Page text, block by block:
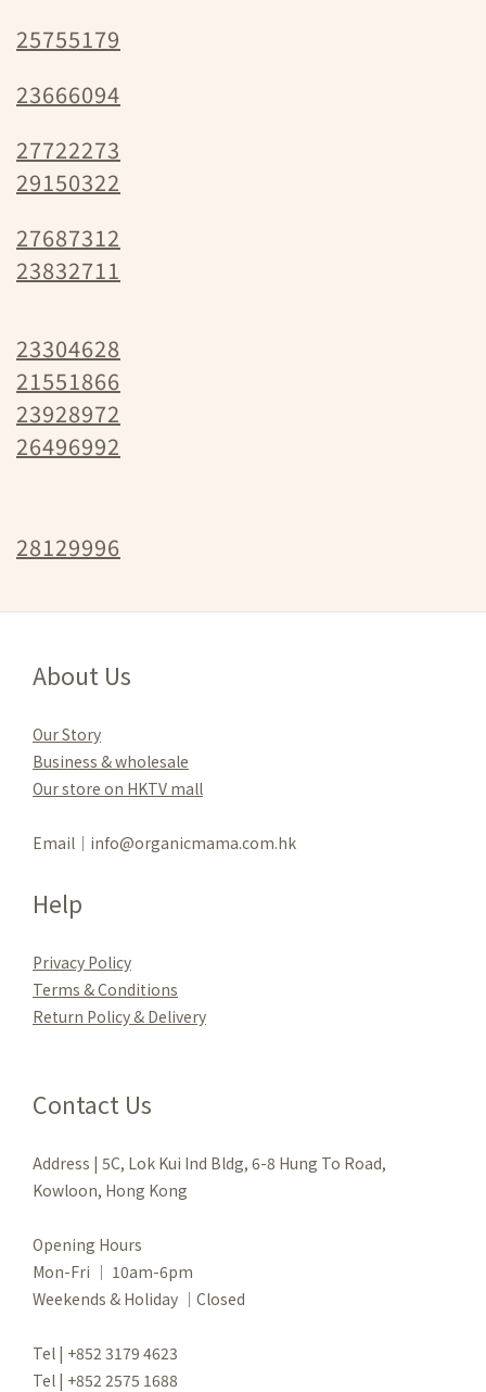
25755179
23666094
27722273
29150322
27687312
23832711
23304628
21551866
23928972
26496992
28129996
About Us
Our Story
Business & wholesale
Our store on HKTV mall
Email｜info@organicmama.com.hk
Help
Privacy Policy
Terms & Conditions
Return Policy & Delivery
Contact Us
Address | 5C, Lok Kui Ind Bldg, 6-8 Hung To Road,
Kowloon, Hong Kong
Opening Hours
Mon-Fri ｜ 10am-6pm
Weekends & Holiday ｜Closed
Tel | +852 3179 4623
Tel | +852 2575 1688